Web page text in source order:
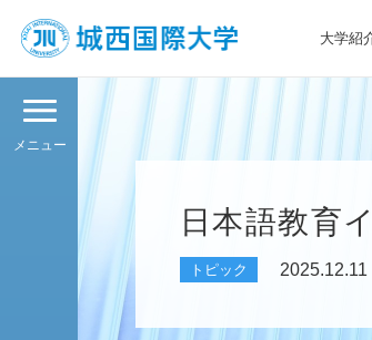
大学紹
メニュー
日本語教育
トピック 2025.12.11